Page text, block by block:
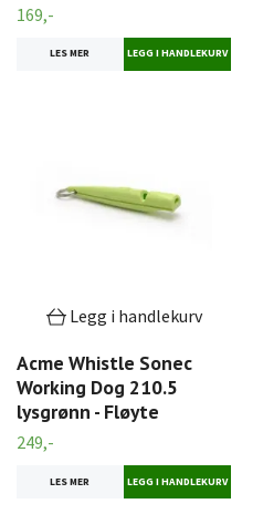
169,-
LES MER
Legg i handlekurv
Acme Whistle Sonec
Working Dog 210.5
lysgrønn - Fløyte
249,-
LES MER